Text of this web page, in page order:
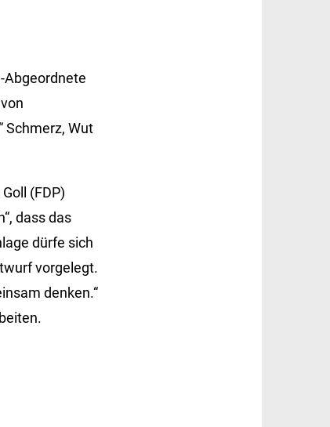
Abgeordnete
Schmerz, Wut
(FDP)
dass das
dürfe sich
vorgelegt.
denken.“